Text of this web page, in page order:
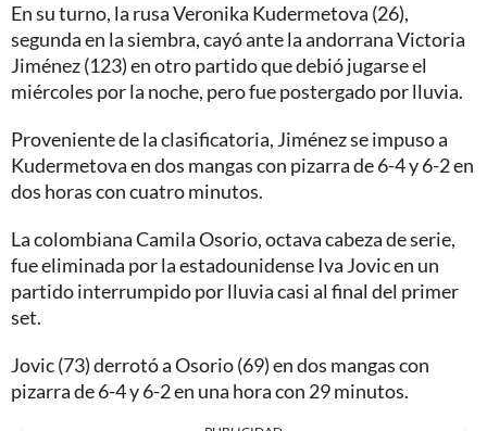
En su turno, la rusa Veronika Kudermetova (26),
segunda en la siembra, cayó ante la andorrana Victoria
Jiménez (123) en otro partido que debió jugarse el
miércoles por la noche, pero fue postergado por lluvia.
Proveniente de la clasificatoria, Jiménez se impuso a
Kudermetova en dos mangas con pizarra de 6-4 y 6-2 en
dos horas con cuatro minutos.
La colombiana Camila Osorio, octava cabeza de serie,
fue eliminada por la estadounidense Iva Jovic en un
partido interrumpido por lluvia casi al final del primer
set.
Jovic (73) derrotó a Osorio (69) en dos mangas con
pizarra de 6-4 y 6-2 en una hora con 29 minutos.